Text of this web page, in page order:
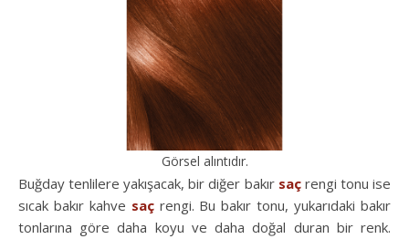
Görsel alıntıdır.
Buğday tenlilere yakışacak, bir diğer bakır saçrengi tonu ise
sıcak bakır kahve saçrengi. Bu bakır tonu, yukarıdaki bakır
tonlarına göre daha koyu ve daha doğal duran bir renk.